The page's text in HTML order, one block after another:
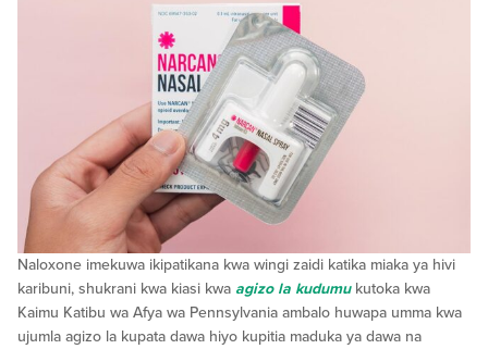
Naloxone imekuwa ikipatikana kwa wingi zaidi katika miaka ya hivi
karibuni, shukrani kwa kiasi kwa agizo la kudumukutoka kwa
Kaimu Katibu wa Afya wa Pennsylvania ambalo huwapa umma kwa
ujumla agizo la kupata dawa hiyo kupitia maduka ya dawa na